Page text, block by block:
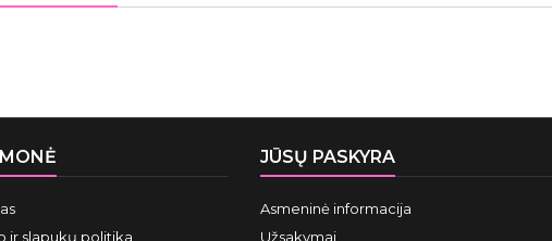
ir slapukų politika
JŪSŲ PASKYRA
Asmeninė informacija
Užsakymai